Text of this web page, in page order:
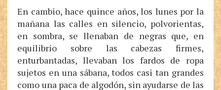
En cambio, hace quince años, los lunes por la
mañana las calles en silencio, polvorientas,
en sombra, se llenaban de negras que, en
equilibrio sobre las cabezas firmes,
enturbantadas, llevaban los fardos de ropa
sujetos en una sábana, todos casi tan grandes
como una paca de algodón, sin ayudarse de las